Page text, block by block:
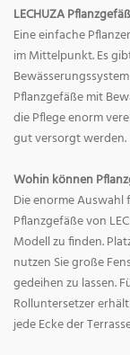
LECHUZA
Eine einfache
im Mittelpunkt. Es
Pflanzgefäße mit
die Pflege enorm
gut versorgt werden.
Wohin können
Die enorme
Pflanzgefäße von
Modell zu finden.
nutzen Sie große
gedeihen zu lassen.
Rolluntersetzer
jede Ecke der